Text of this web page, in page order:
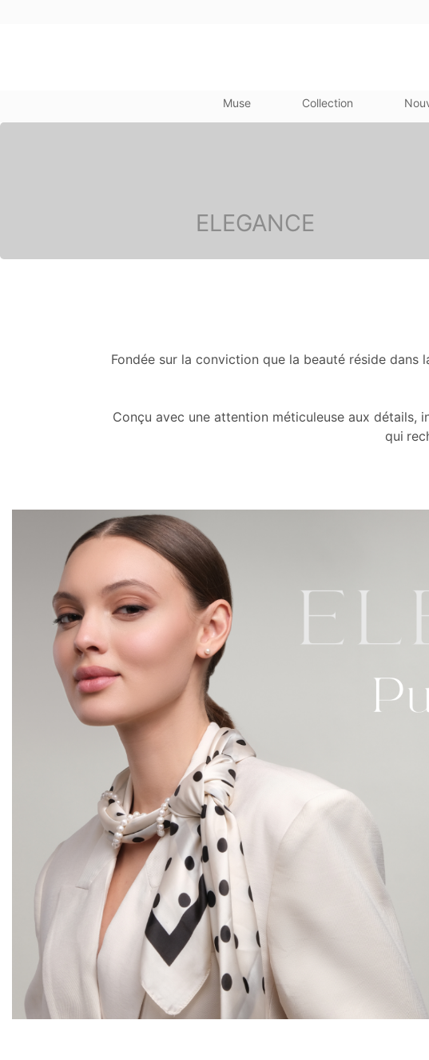
Muse Collection
ELEGANCE
Fondée sur la conviction que la beauté réside dans
Conçu avec une attention méticuleuse aux
qui